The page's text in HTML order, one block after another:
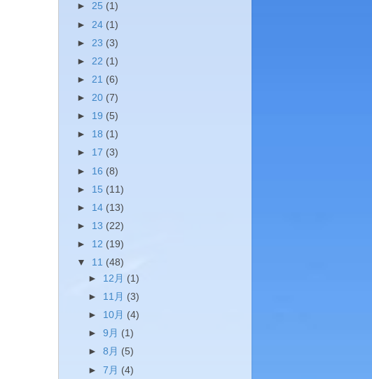
► 25 (1)
► 24 (1)
► 23 (3)
► 22 (1)
► 21 (6)
► 20 (7)
► 19 (5)
► 18 (1)
► 17 (3)
► 16 (8)
► 15 (11)
► 14 (13)
► 13 (22)
► 12 (19)
▼ 11 (48)
► 12月 (1)
► 11月 (3)
► 10月 (4)
►9月 (1)
►8月 (5)
►7月 (4)